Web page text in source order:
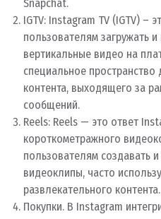
Snapchat.
IGTV: Instagram TV (IGTV) –
пользователям загружать
вертикальные видео на
специальное
контента, выходящего за
сообщений.
Reels: Reels — это ответ
короткометражного
пользователям создавать
видеоклипы, часто
развлекательного контента.
Покупки. В Instagram